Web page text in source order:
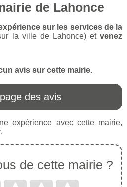
de Lahonce
sur les services de la
la ville de Lahonce) etvenez
avis sur cette mairie.
des avis
expérience avec cette mairie,
de cette mairie ?